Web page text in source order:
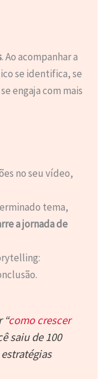
. Ao acompanhar a
se identifica, se
engaja com mais
no seu vídeo,
tema,
a jornada de
“como crescer
saiu de 100